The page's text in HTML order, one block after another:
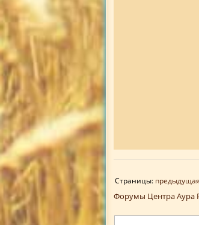
Страницы:
Форумы Центра Аура